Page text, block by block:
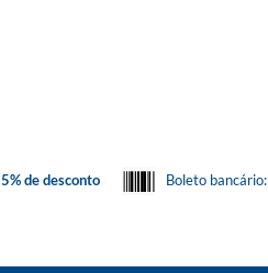
5% de desconto Boleto bancário: